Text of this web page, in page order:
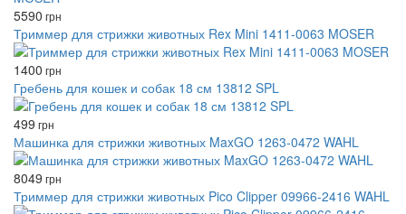
5590 грн
Триммер для стрижки животных Rex Mini 1411-0063 MOSER
1400 грн
Гребень для кошек и собак 18 см 13812 SPL
499 грн
Машинка для стрижки животных MaxGO 1263-0472 WAHL
8049 грн
Триммер для стрижки животных Pico Clipper 09966-2416 WAHL